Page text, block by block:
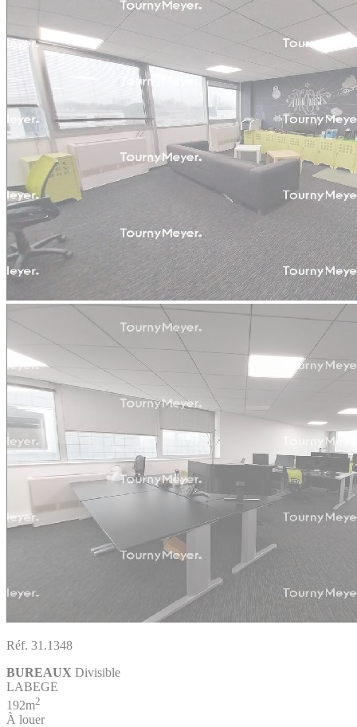
Réf. 31.1348
BUREAUX Divisible
LABEGE
192m2
À louer